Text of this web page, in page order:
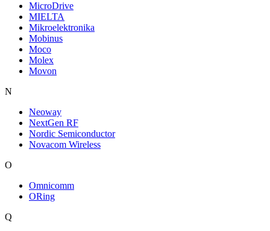
MicroDrive
MIELTA
Mikroelektronika
Mobinus
Moco
Molex
Movon
N
Neoway
NextGen RF
Nordic Semiconductor
Novacom Wireless
O
Omnicomm
ORing
Q